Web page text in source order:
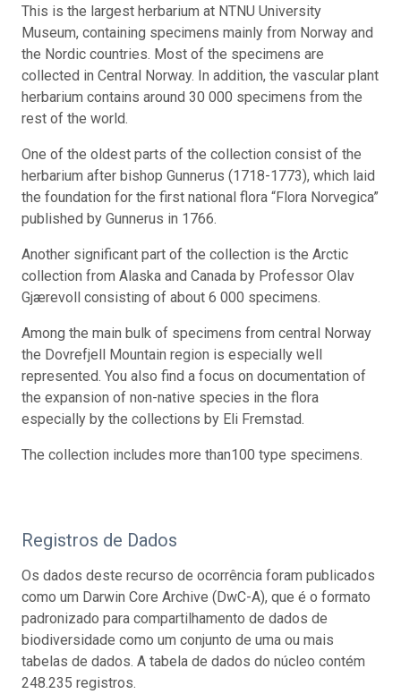
This is the largest herbarium at NTNU University
Museum, containing specimens mainly from Norway and
the Nordic countries. Most of the specimens are
collected in Central Norway. In addition, the vascular plant
herbarium contains around 30 000 specimens from the
rest of the world.
One of the oldest parts of the collection consist of the
herbarium after bishop Gunnerus (1718-1773), which laid
the foundation for the first national flora “Flora Norvegica”
published by Gunnerus in 1766.
Another significant part of the collection is the Arctic
collection from Alaska and Canada by Professor Olav
Gjærevoll consisting of about 6 000 specimens.
Among the main bulk of specimens from central Norway
the Dovrefjell Mountain region is especially well
represented. You also find a focus on documentation of
the expansion of non-native species in the flora
especially by the collections by Eli Fremstad.
The collection includes more than100 type specimens.
Registros de Dados
Os dados deste recurso de ocorrência foram publicados
como um Darwin Core Archive (DwC-A), que é o formato
padronizado para compartilhamento de dados de
biodiversidade como um conjunto de uma ou mais
tabelas de dados. A tabela de dados do núcleo contém
248.235 registros.